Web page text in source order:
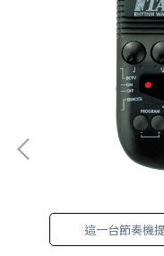
這一台節奏機